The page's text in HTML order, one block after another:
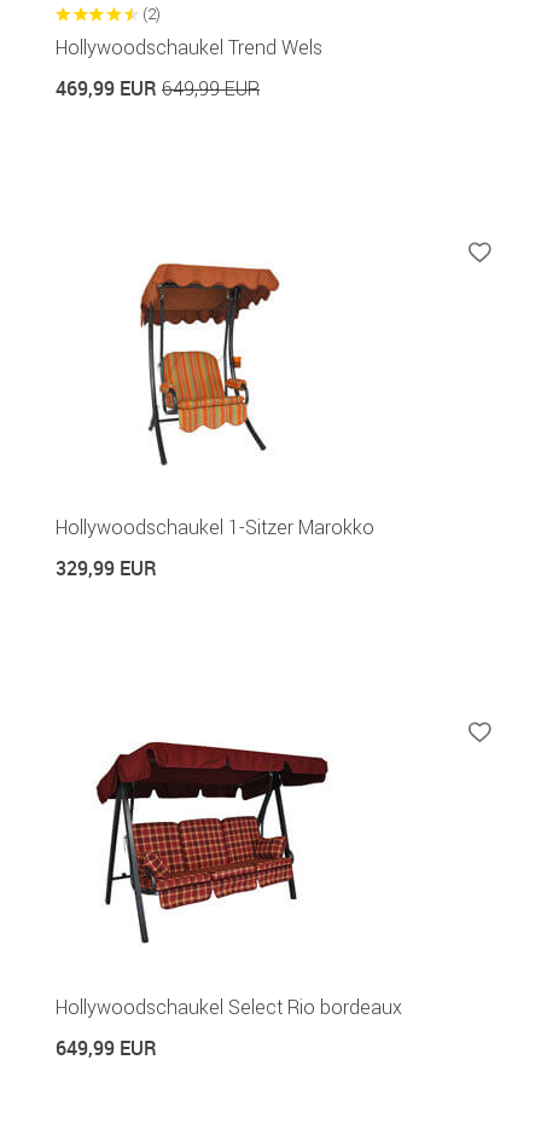
(2)
Hollywoodschaukel Trend Wels
469,99 EUR 649,99 EUR
Hollywoodschaukel 1-Sitzer Marokko
329,99 EUR
Hollywoodschaukel Select Rio bordeaux
649,99 EUR